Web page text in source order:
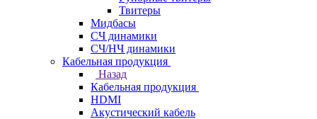
Твитеры
Мидбасы
СЧ динамики
СЧ/НЧ динамики
Кабельная продукция
Назад
Кабельная продукция
HDMI
Акустический кабель